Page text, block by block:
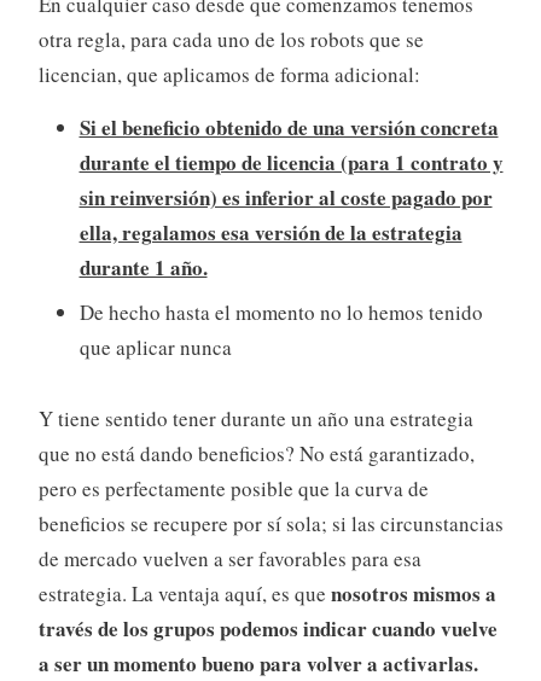
otra regla, para cada uno de los robots que se
licencian, que aplicamos de forma adicional:
Si el beneficio obtenido de una versión concreta
durante el tiempo de licencia (para 1 contrato y
sin reinversión) es inferior al coste pagado por
ella, regalamos esa versión de la estrategia
durante 1 año.
De hecho hasta el momento no lo hemos tenido
que aplicar nunca
Y tiene sentido tener durante un año una estrategia
que no está dando beneficios? No está garantizado,
pero es perfectamente posible que la curva de
beneficios se recupere por sí sola; si las circunstancias
de mercado vuelven a ser favorables para esa
estrategia. La ventaja aquí, es que nosotros mismos a
través de los grupos podemos indicar cuando vuelve
a ser un momento bueno para volver a activarlas.